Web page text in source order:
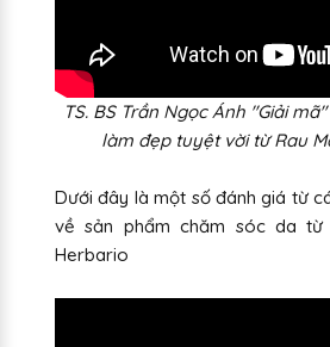
TS. BS Trần Ngọc Ánh "Giải
làm đẹp tuyệt vời từ Rau
Dưới đây là một số đánh giá từ
về sản phẩm chăm sóc da từ
Herbario